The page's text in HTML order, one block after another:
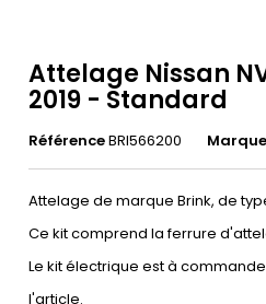
Attelage Nissan
2019 - Standard
RéférenceBRI566200 Marque
Attelage de marque Brink, de
Ce kit comprend la ferrure
Le kit électrique est à
l'article.